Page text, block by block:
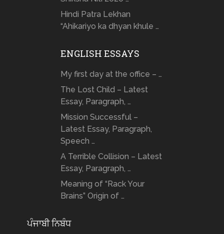
Hindi Patra Lekhan
“Ahikariyo ka dhyan khule …
ENGLISH ESSAYS
My first day at the office – …
The Lost Child – Latest
Essay, Paragraph, …
Mission Successful –
Latest Essay, Paragraph,
Speech …
A Terrible Collision – Latest
Essay, Paragraph, …
Meaning of “Rack Your
Brains” Origin of …
ਪੰਜਾਬੀ ਨਿਬੰਧ